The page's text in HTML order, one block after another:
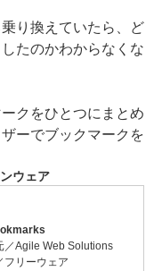
り換えていたら、ど
たのかわからなくな
クをひとつにまとめ
ーでブックマークを
ウェア
／Agile Web Solutions
フリーウェア